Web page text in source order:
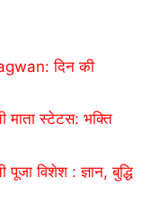
दिन की
स्टेटस: भक्ति
विशेश : ज्ञान, बुद्धि